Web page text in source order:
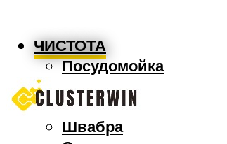
ЧИСТОТА
Посудомойка
Пылесос
Утюг
Швабра